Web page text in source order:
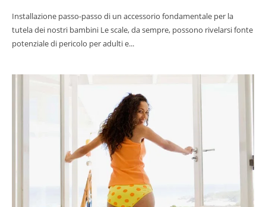
Installazione passo-passo di un accessorio fondamentale per la
tutela dei nostri bambini Le scale, da sempre, possono rivelarsi fonte
potenziale di pericolo per adulti e...